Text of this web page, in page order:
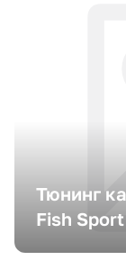
Тюнинг
Fish